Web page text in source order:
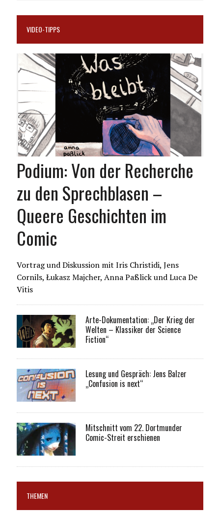
VIDEO-TIPPS
Podium: Von der Recherche
zu den Sprechblasen –
Queere Geschichten im
Comic
Vortrag und Diskussion mit Iris Christidi, Jens
Cornils, Łukasz Majcher, Anna Paßlick und Luca De
Vitis
Arte-Dokumentation: „Der Krieg der
Welten – Klassiker der Science
Fiction“
Lesung und Gespräch: Jens Balzer
„Confusion is next“
Mitschnitt vom 22. Dortmunder
Comic-Streit erschienen
THEMEN